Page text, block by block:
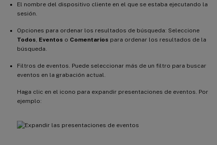
El nombre del dispositivo cliente en el que se estaba ejecutando la
sesión.
Opciones para ordenar los resultados de búsqueda: Seleccione
Todos Eventos o Comentarios para ordenar los resultados de la
búsqueda.
Filtros de eventos. Puede seleccionar más de un filtro para buscar
eventos en la grabación actual.
Haga clic en el icono para expandir presentaciones de eventos. Por
ejemplo: